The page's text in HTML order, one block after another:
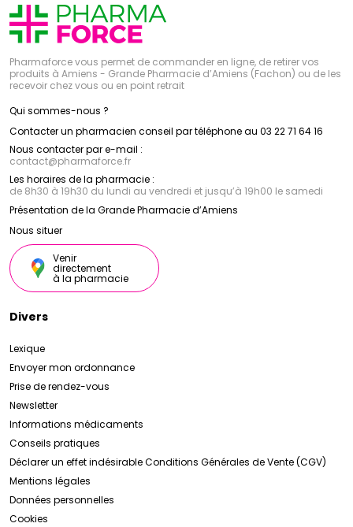
Pharmaforce vous permet de commander en ligne, de retirer vos
produits à Amiens - Grande Pharmacie d’Amiens (Fachon) ou de les
recevoir chez vous ou en point retrait
Qui sommes-nous ?
Contacter un pharmacien conseil par téléphone au 03 22 71 64 16
Nous contacter par e-mail :
contact@pharmaforce.fr
Les horaires de la pharmacie :
de 8h30 à 19h30 du lundi au vendredi et jusqu’à 19h00 le samedi
Présentation de la Grande Pharmacie d’Amiens
Nous situer
Venir
directement
à la pharmacie
Divers
Lexique
Envoyer mon ordonnance
Prise de rendez-vous
Newsletter
Informations médicaments
Conseils pratiques
Déclarer un effet indésirableConditions Générales de Vente (CGV)
Mentions légales
Données personnelles
Cookies